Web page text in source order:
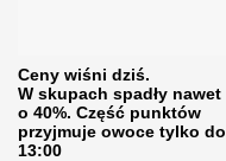
Ceny wiśni dziś.
W skupach spadły nawet
o 40%. Część punktów
przyjmuje owoce tylko do
13:00